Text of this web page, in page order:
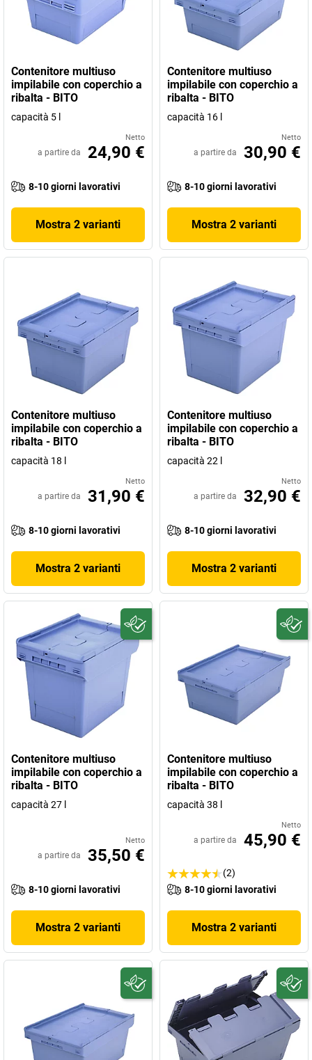
quelle singole ai sistemi a più piani, dalle scaffalature di massima
qualità tecnica ai sistemi di contenitori efficienti. E dato che BITO
significa innanzitutto visione e innovazione, lungimiranza e
in Polonia.
Contenitore multiuso
impilabile con coperchio a
ribalta - BITO
capacità 5 l
Netto
a partire da 24,90 €
8-10 giorni lavorativi
Mostra 2 varianti
Contenitore multiuso
impilabile con coperchio a
ribalta - BITO
capacità 16 l
Netto
a partire da 30,90 €
8-10 giorni lavorativi
Mostra 2 varianti
Contenitore multiuso
impilabile con coperchio a
ribalta - BITO
capacità 18 l
Netto
a partire da 31,90 €
8-10 giorni lavorativi
Mostra 2 varianti
Contenitore multiuso
impilabile con coperchio a
ribalta - BITO
capacità 22 l
Netto
a partire da 32,90 €
8-10 giorni lavorativi
Mostra 2 varianti
Contenitore multiuso
impilabile con coperchio a
ribalta - BITO
capacità 27 l
Netto
a partire da 35,50 €
8-10 giorni lavorativi
Mostra 2 varianti
Contenitore multiuso
impilabile con coperchio a
ribalta - BITO
capacità 38 l
Netto
a partire da 45,90 €
(2)
8-10 giorni lavorativi
Mostra 2 varianti